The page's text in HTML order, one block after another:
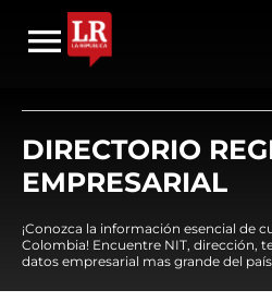
DIRECTORIO
EMPRESARIAL
¡Conozca la información esencial de
Colombia! Encuentre NIT, dirección,
datos empresarial mas grande del